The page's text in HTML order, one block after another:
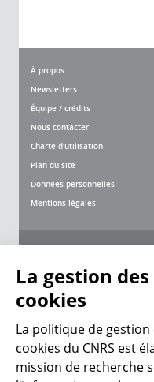
À propos
Newsletters
Équipe / crédits
Nous contacter
Charte d'utilisation
Plan du site
Données personnelles
Mentions légales
La gestion des
cookies
La politique de gestion
cookies du CNRS est
mission de recherche